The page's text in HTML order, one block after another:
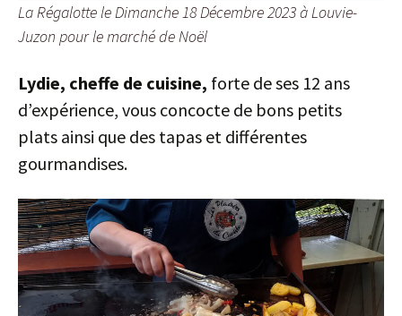
La Régalotte le Dimanche 18 Décembre 2023 à Louvie-
Juzon pour le marché de Noël
Lydie, cheffe de cuisine, forte de ses 12 ans
d’expérience, vous concocte de bons petits
plats ainsi que des tapas et différentes
gourmandises.